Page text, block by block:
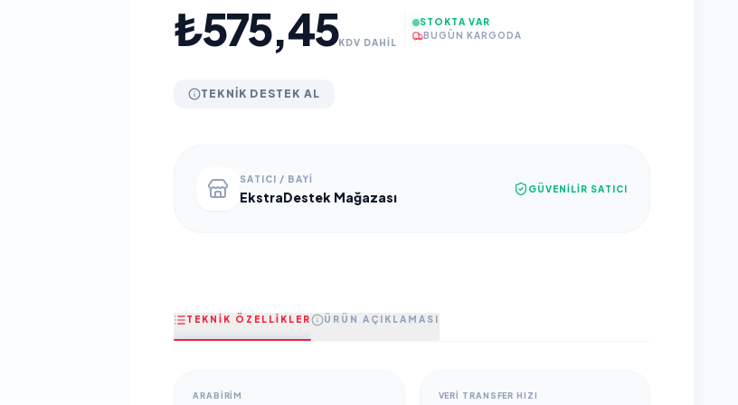
₺575,45KDV DAHİL
STOKTA VAR
BUGÜN KARGODA
TEKNIK DESTEK AL
SATICI / BAYI
EkstraDestek Mağazası GÜVENILIR SATICI
TEKNİK ÖZELLİKLER ÜRÜN AÇIKLAMASI
ARABIRIM VERI TRANSFER HIZI